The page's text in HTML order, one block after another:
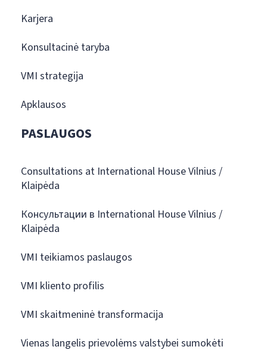
Karjera
Konsultacinė taryba
VMI strategija
Apklausos
PASLAUGOS
Consultations at International House Vilnius /
Klaipėda
Консультации в International House Vilnius /
Klaipėda
VMI teikiamos paslaugos
VMI kliento profilis
VMI skaitmeninė transformacija
Vienas langelis prievolėms valstybei sumokėti